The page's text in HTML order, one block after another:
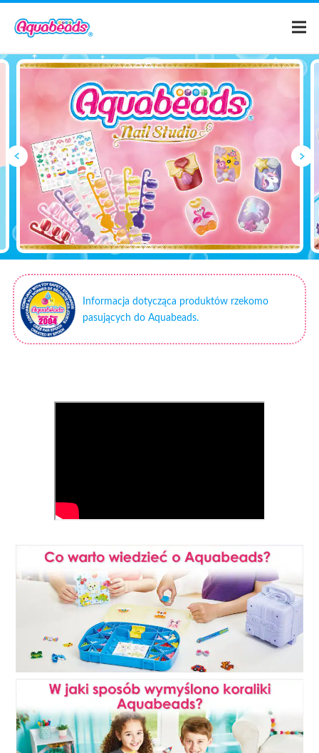
Katalog
Szablony
Co to sąAquabeads?
Filmy
Dla rodziców
Gdzie kupić
Informacja dotycząca produktów rzekomo
pasujących do Aquabeads.